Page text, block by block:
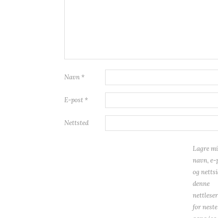
Navn *
E-post *
Nettsted
Lagre
navn, e-
og
denne
for neste